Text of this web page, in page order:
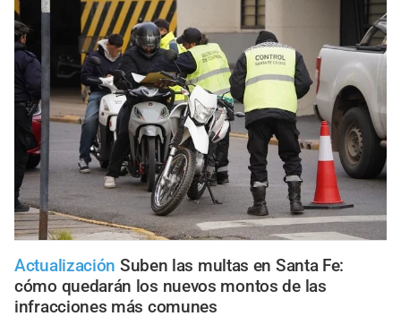
Actualización Suben las multas en Santa Fe:
cómo quedarán los nuevos montos de las
infracciones más comunes